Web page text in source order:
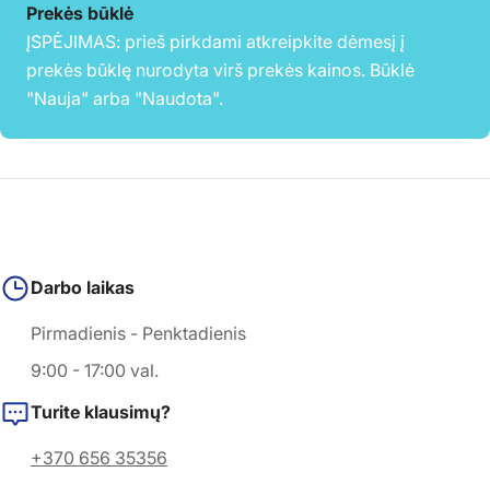
Prekės būklė
ĮSPĖJIMAS: prieš pirkdami atkreipkite dėmesį į
prekės būklę nurodyta virš prekės kainos. Būklė
"Nauja" arba "Naudota".
Darbo laikas
Pirmadienis - Penktadienis
9:00 - 17:00 val.
Turite klausimų?
+370 656 35356